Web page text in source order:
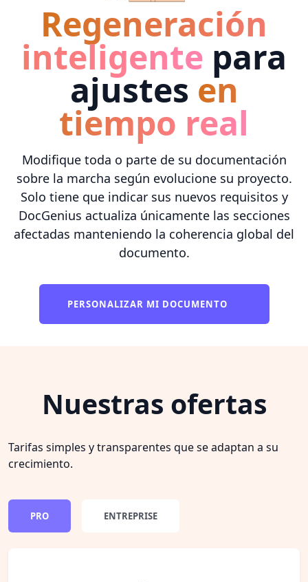
Regeneración
inteligente para
ajustes en
tiempo real
Modifique toda o parte de su documentación
sobre la marcha según evolucione su proyecto.
Solo tiene que indicar sus nuevos requisitos y
DocGenius actualiza únicamente las secciones
afectadas manteniendo la coherencia global del
documento.
PERSONALIZAR MI DOCUMENTO
Nuestras ofertas
Tarifas simples y transparentes que se adaptan a su
crecimiento.
PRO ENTREPRISE